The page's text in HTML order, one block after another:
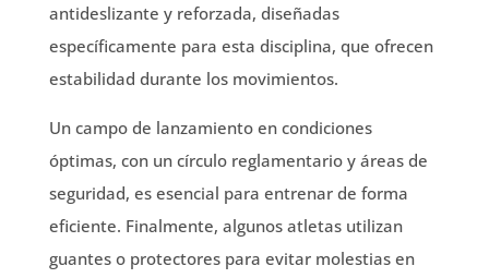
antideslizante y reforzada, diseñadas
específicamente para esta disciplina, que ofrecen
estabilidad durante los movimientos.
Un campo de lanzamiento en condiciones
óptimas, con un círculo reglamentario y áreas de
seguridad, es esencial para entrenar de forma
eficiente. Finalmente, algunos atletas utilizan
guantes o protectores para evitar molestias en